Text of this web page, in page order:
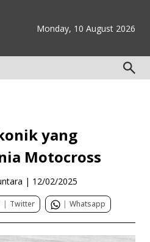
Monday, 10 August 2026
yang
Motocross
| 12/02/2025
| Twitter | Whatsapp